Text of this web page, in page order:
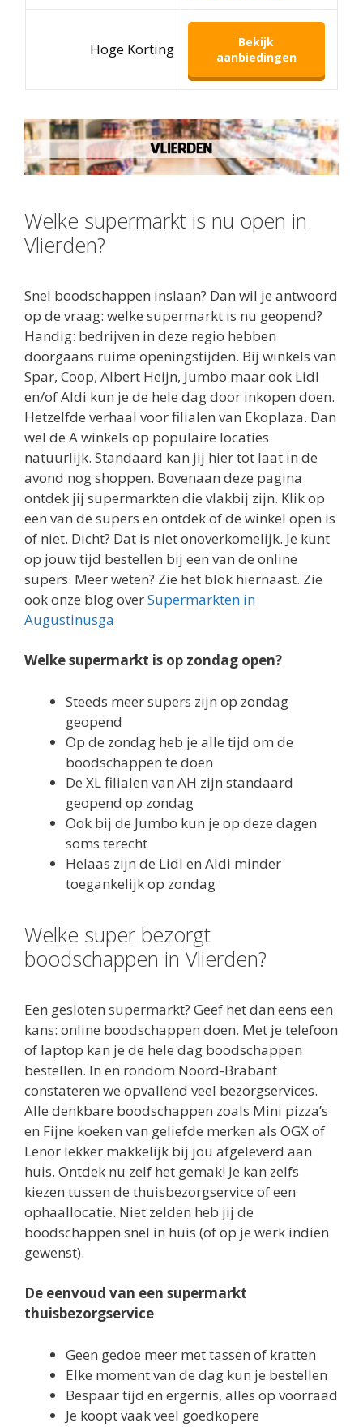
Hoge Korting
Bekijk
aanbiedingen
Welke supermarkt is nu open in
Vlierden?
Snel boodschappen inslaan? Dan wil je antwoord
op de vraag: welke supermarkt is nu geopend?
Handig: bedrijven in deze regio hebben
doorgaans ruime openingstijden. Bij winkels van
Spar, Coop, Albert Heijn, Jumbo maar ook Lidl
en/of Aldi kun je de hele dag door inkopen doen.
Hetzelfde verhaal voor filialen van Ekoplaza. Dan
wel de A winkels op populaire locaties
natuurlijk. Standaard kan jij hier tot laat in de
avond nog shoppen. Bovenaan deze pagina
ontdek jij supermarkten die vlakbij zijn. Klik op
een van de supers en ontdek of de winkel open is
of niet. Dicht? Dat is niet onoverkomelijk. Je kunt
op jouw tijd bestellen bij een van de online
supers. Meer weten? Zie het blok hiernaast. Zie
ook onze blog overSupermarkten in
Augustinusga
Welke supermarkt is op zondag open?
Steeds meer supers zijn op zondag
geopend
Op de zondag heb je alle tijd om de
boodschappen te doen
De XL filialen van AH zijn standaard
geopend op zondag
Ook bij de Jumbo kun je op deze dagen
soms terecht
Helaas zijn de Lidl en Aldi minder
toegankelijk op zondag
Welke super bezorgt
boodschappen in Vlierden?
Een gesloten supermarkt? Geef het dan eens een
kans: online boodschappen doen. Met je telefoon
of laptop kan je de hele dag boodschappen
bestellen. In en rondom Noord-Brabant
constateren we opvallend veel bezorgservices.
Alle denkbare boodschappen zoals Mini pizza’s
en Fijne koeken van geliefde merken als OGX of
Lenor lekker makkelijk bij jou afgeleverd aan
huis. Ontdek nu zelf het gemak! Je kan zelfs
kiezen tussen de thuisbezorgservice of een
ophaallocatie. Niet zelden heb jij de
boodschappen snel in huis (of op je werk indien
gewenst).
De eenvoud van een supermarkt
thuisbezorgservice
Geen gedoe meer met tassen of kratten
Elke moment van de dag kun je bestellen
Bespaar tijd en ergernis, alles op voorraad
Je koopt vaak veel goedkopere